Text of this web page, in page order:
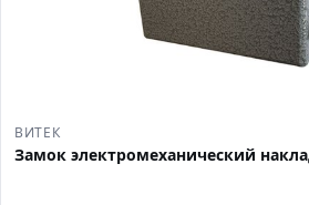
ВИТЕК
Замок электромеханический